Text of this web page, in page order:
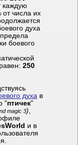
каждую
от числа их
духа
боевого
250
духа в
"птичек"
magic 3)
и в